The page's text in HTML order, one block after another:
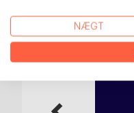
NÆGT